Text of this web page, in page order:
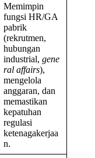
Memimpin
fungsi HR/GA
pabrik
(rekrutmen,
hubungan
industrial, gene
ral affairs),
mengelola
anggaran, dan
memastikan
kepatuhan
regulasi
ketenagakerjaa
n.